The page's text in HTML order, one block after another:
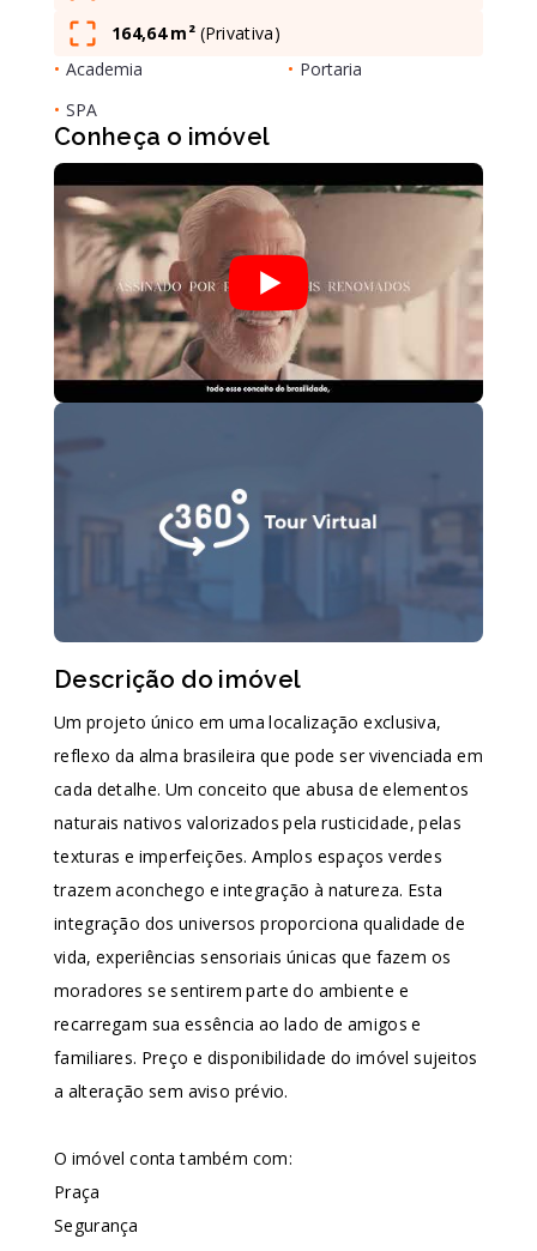
164,64 m² (Privativa)
• Academia • Portaria
• SPA
Conheça o imóvel
Descrição do imóvel
Um projeto único em uma localização exclusiva,
reflexo da alma brasileira que pode ser vivenciada em
cada detalhe. Um conceito que abusa de elementos
naturais nativos valorizados pela rusticidade, pelas
texturas e imperfeições. Amplos espaços verdes
trazem aconchego e integração à natureza. Esta
integração dos universos proporciona qualidade de
vida, experiências sensoriais únicas que fazem os
moradores se sentirem parte do ambiente e
recarregam sua essência ao lado de amigos e
familiares. Preço e disponibilidade do imóvel sujeitos
a alteração sem aviso prévio.
O imóvel conta também com:
Praça
Segurança